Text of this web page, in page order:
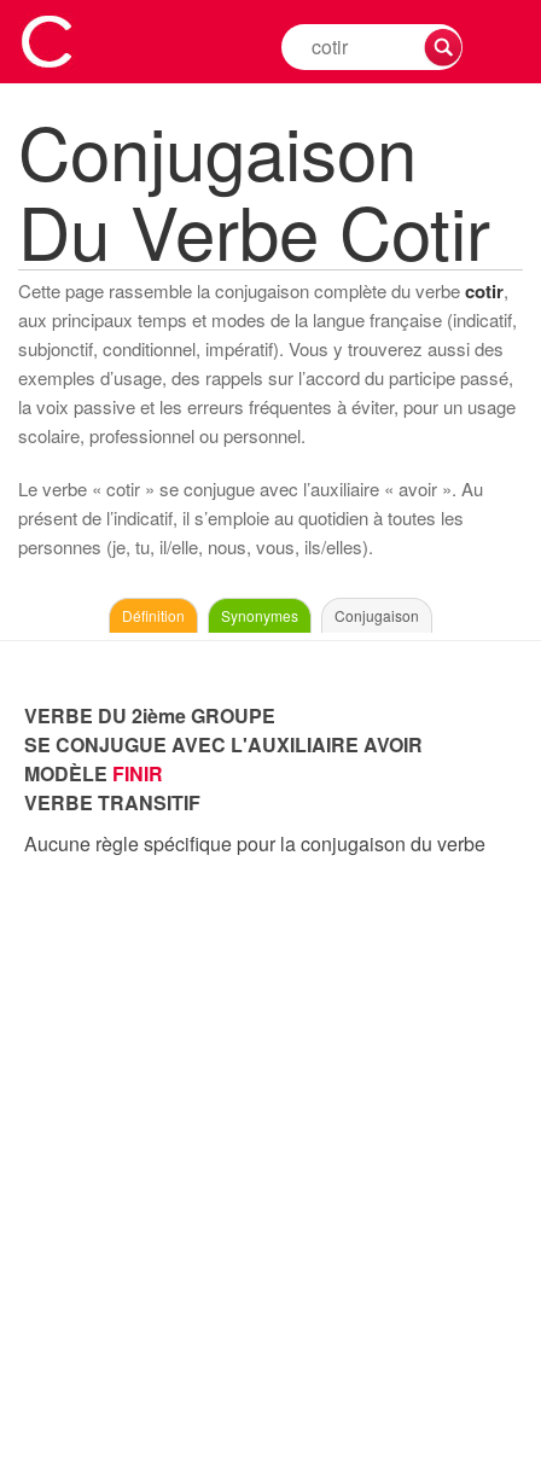
Rechercher
la
d'un
verbe
Conjugaison
Du Verbe Cotir
Cette page rassemble la conjugaison complète du verbecotir,
aux principaux temps et modes de la langue française (indicatif,
subjonctif, conditionnel, impératif). Vous y trouverez aussi des
exemples d’usage, des rappels sur l’accord du participe passé,
la voix passive et les erreurs fréquentes à éviter, pour un usage
scolaire, professionnel ou personnel.
Le verbe « cotir » se conjugue avec l’auxiliaire « avoir ». Au
présent de l’indicatif, il s’emploie au quotidien à toutes les
personnes (je, tu, il/elle, nous, vous, ils/elles).
Définition Synonymes Conjugaison
VERBE DU 2ième GROUPE
SE CONJUGUE AVEC L'AUXILIAIRE AVOIR
MODÈLE FINIR
VERBE TRANSITIF
Aucune règle spécifique pour la conjugaison du verbe